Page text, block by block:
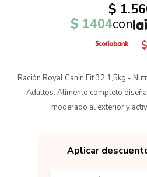
$
$ 1404con
$
Ración Royal Canin Fit 32 1,5kg -
Adultos. Alimento completo
moderado al exterior y
Aplicar